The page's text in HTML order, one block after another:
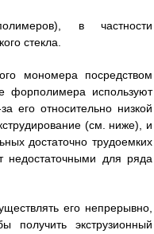
в частности
стекла.
мономера посредством
форполимера используют
его относительно низкой
(см. ниже), и
достаточно трудоемких
недостаточными для ряда
его непрерывно,
экструзионный